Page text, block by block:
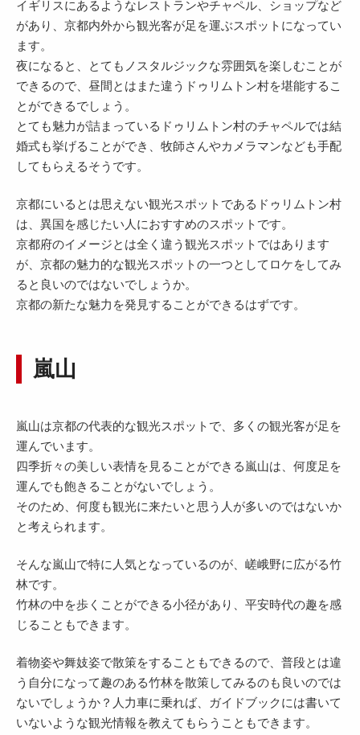
イギリスにあるようなレストランやチャペル、ショップなど
があり、京都内外から観光客が足を運ぶスポットになってい
ます。
夜になると、とてもノスタルジックな雰囲気を楽しむことが
できるので、昼間とはまた違うドゥリムトン村を堪能するこ
とができるでしょう。
とても魅力が詰まっているドゥリムトン村のチャペルでは結
婚式も挙げることができ、牧師さんやカメラマンなども手配
してもらえるそうです。
京都にいるとは思えない観光スポットであるドゥリムトン村
は、異国を感じたい人におすすめのスポットです。
京都府のイメージとは全く違う観光スポットではあります
が、京都の魅力的な観光スポットの一つとしてロケをしてみ
ると良いのではないでしょうか。
京都の新たな魅力を発見することができるはずです。
嵐山
嵐山は京都の代表的な観光スポットで、多くの観光客が足を
運んでいます。
四季折々の美しい表情を見ることができる嵐山は、何度足を
運んでも飽きることがないでしょう。
そのため、何度も観光に来たいと思う人が多いのではないか
と考えられます。
そんな嵐山で特に人気となっているのが、嵯峨野に広がる竹
林です。
竹林の中を歩くことができる小径があり、平安時代の趣を感
じることもできます。
着物姿や舞妓姿で散策をすることもできるので、普段とは違
う自分になって趣のある竹林を散策してみるのも良いのでは
ないでしょうか？人力車に乗れば、ガイドブックには書いて
いないような観光情報を教えてもらうこともできます。